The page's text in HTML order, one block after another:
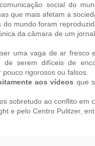
social do
que mais afetam a
mundo foram
da câmara de um
uma vaga de ar fresco
de serem difíceis de
rigorosos ou falsos.
aos vídeos que
sobretudo ao conflito em
e pelo Centro Pulitzer,